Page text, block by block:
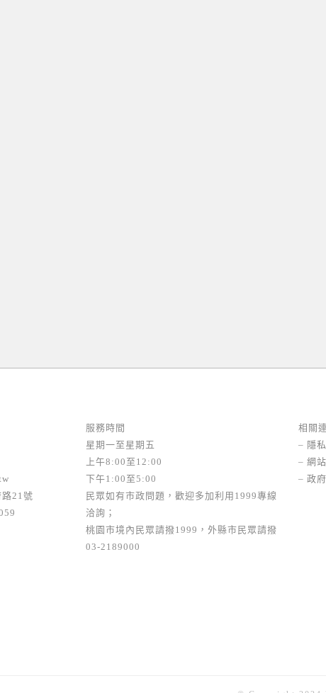
21號
服務時間
星期一至星期五
上午8:00至12:00
下午1:00至5:00
民眾如有市政問題，歡迎多加利用1999專線
洽詢；
桃園市境內民眾請撥1999，外縣市民眾請撥
03-2189000
相關
– 隱
– 網
– 政